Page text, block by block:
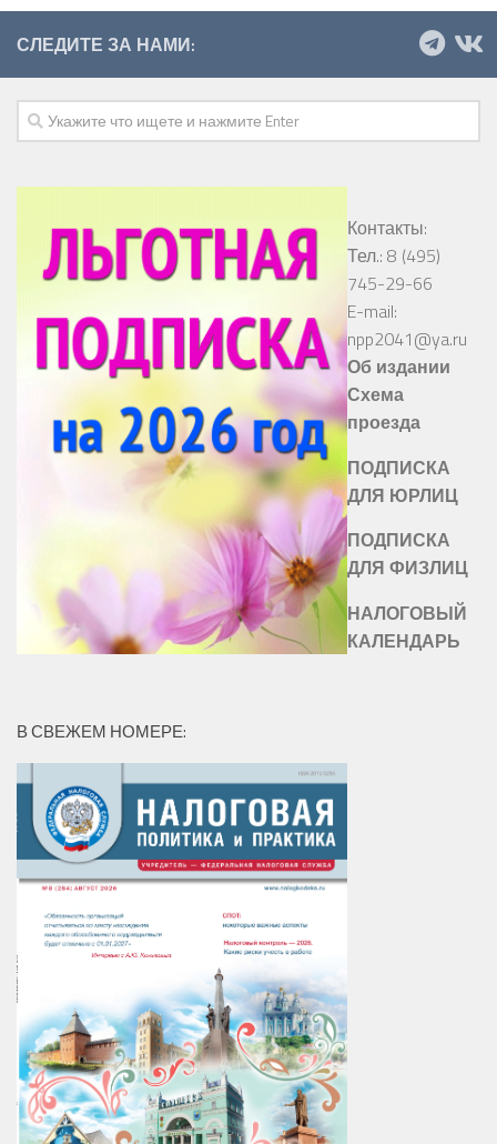
СЛЕДИТЕ ЗА НАМИ:
Контакты:
Тел.: 8 (495)
745-29-66
E-mail:
npp2041@ya.ru
Об издании
Схема
проезда
ПОДПИСКА
ДЛЯ ЮРЛИЦ
ПОДПИСКА
ДЛЯ ФИЗЛИЦ
НАЛОГОВЫЙ
КАЛЕНДАРЬ
В СВЕЖЕМ НОМЕРЕ: